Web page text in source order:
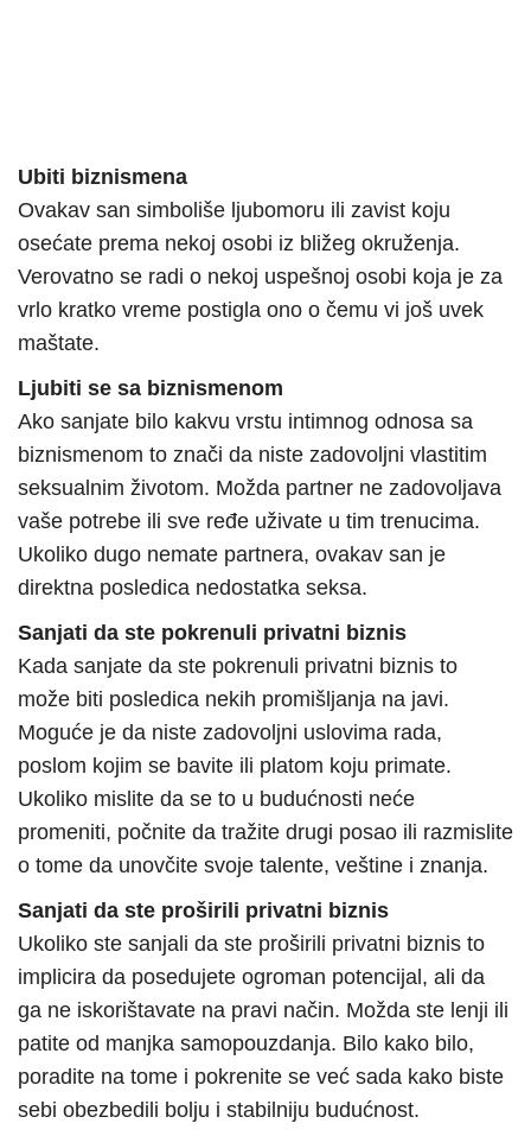
Ubiti biznismena
Ovakav san simboliše ljubomoru ili zavist koju
osećate prema nekoj osobi iz bližeg okruženja.
Verovatno se radi o nekoj uspešnoj osobi koja je za
vrlo kratko vreme postigla ono o čemu vi još uvek
maštate.
Ljubiti se sa biznismenom
Ako sanjate bilo kakvu vrstu intimnog odnosa sa
biznismenom to znači da niste zadovoljni vlastitim
seksualnim životom. Možda partner ne zadovoljava
vaše potrebe ili sve ređe uživate u tim trenucima.
Ukoliko dugo nemate partnera, ovakav san je
direktna posledica nedostatka seksa.
Sanjati da ste pokrenuli privatni biznis
Kada sanjate da ste pokrenuli privatni biznis to
može biti posledica nekih promišljanja na javi.
Moguće je da niste zadovoljni uslovima rada,
poslom kojim se bavite ili platom koju primate.
Ukoliko mislite da se to u budućnosti neće
promeniti, počnite da tražite drugi posao ili razmislite
o tome da unovčite svoje talente, veštine i znanja.
Sanjati da ste proširili privatni biznis
Ukoliko ste sanjali da ste proširili privatni biznis to
implicira da posedujete ogroman potencijal, ali da
ga ne iskorištavate na pravi način. Možda ste lenji ili
patite od manjka samopouzdanja. Bilo kako bilo,
poradite na tome i pokrenite se već sada kako biste
sebi obezbedili bolju i stabilniju budućnost.